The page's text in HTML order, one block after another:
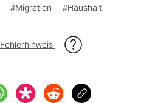
#Migration #Haushalt
Fehlerhinweis